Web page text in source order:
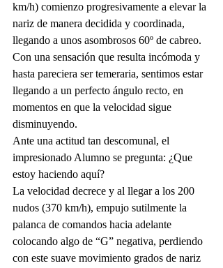
km/h) comienzo progresivamente a elevar la
nariz de manera decidida y coordinada,
llegando a unos asombrosos 60º de cabreo.
Con una sensación que resulta incómoda y
hasta pareciera ser temeraria, sentimos estar
llegando a un perfecto ángulo recto, en
momentos en que la velocidad sigue
disminuyendo.
Ante una actitud tan descomunal, el
impresionado Alumno se pregunta: ¿Que
estoy haciendo aquí?
La velocidad decrece y al llegar a los 200
nudos (370 km/h), empujo sutilmente la
palanca de comandos hacia adelante
colocando algo de “G” negativa, perdiendo
con este suave movimiento grados de nariz